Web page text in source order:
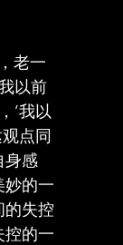
老一
以前
’我以
点同
身感
妙的一
的失控
的一